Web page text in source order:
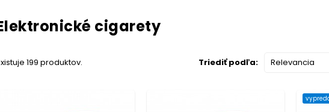
cigarety
Triediť podľa: Relevancia
199 produktov.